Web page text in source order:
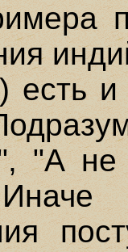
есть
"А не